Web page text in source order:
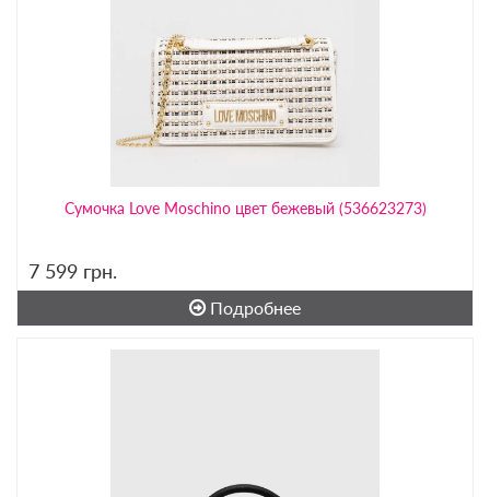
Сумочка Love Moschino цвет бежевый (536623273)
7 599 грн.
Подробнее